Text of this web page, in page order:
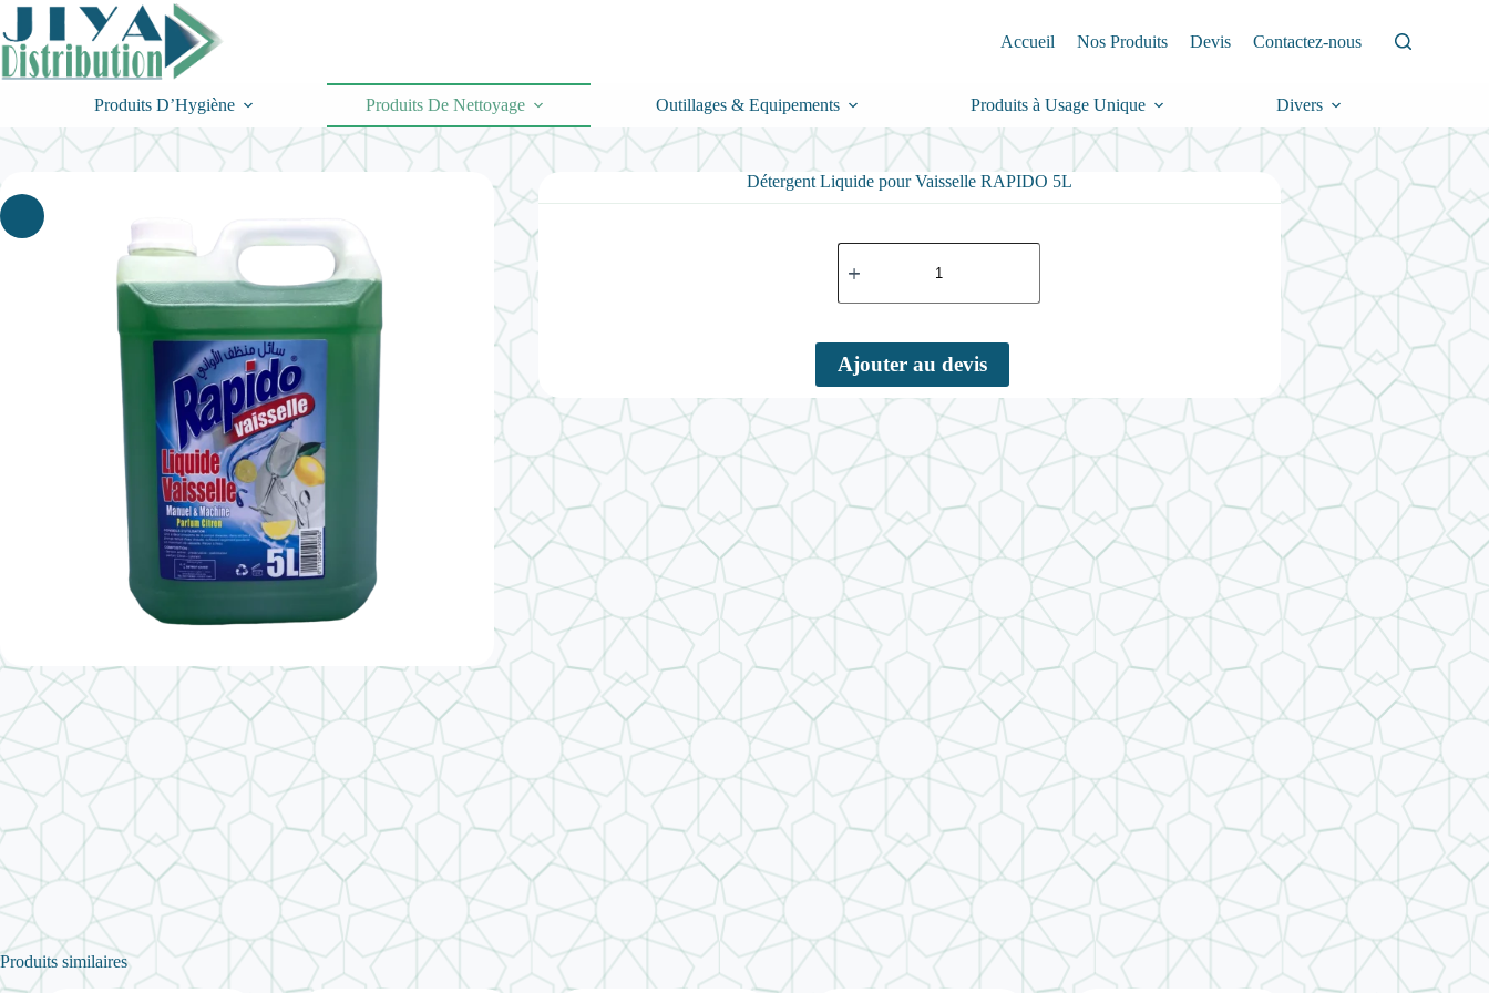
Passer
au
contenu
Accueil Nos Produits Devis Contactez-nous
Produits D’Hygiène Produits De Nettoyage Outillages & Equipements Produits à Usage Unique Divers
Détergent Liquide pour Vaisselle RAPIDO 5L
quantité
de
Liquide
Vaisselle
RAPIDO
Ajouter au devis
Produits similaires